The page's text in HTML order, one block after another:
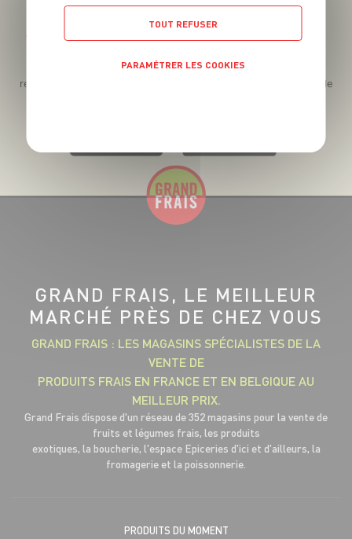
Téléchargez l’App pour profiter d’offres exclusives !
Des promos exclusives, des récompenses généreuses, des
recettes gourmandes, des jeux inédits... le tout dans une seule
GRAND FRAIS, LE MEILLEUR
MARCHÉ PRÈS DE CHEZ VOUS
GRAND FRAIS : LES MAGASINS SPÉCIALISTES DE LA
VENTE DE
PRODUITS FRAIS EN FRANCE ET EN BELGIQUE AU
MEILLEUR PRIX.
Grand Frais dispose d'un réseau de 352 magasins pour la vente de
fruits et légumes frais, les produits
exotiques, la boucherie, l'espace Epiceries d'ici et d'ailleurs, la
fromagerie et la poissonnerie.
PRODUITS DU MOMENT
TOUT REFUSER
PARAMÉTRER LES COOKIES